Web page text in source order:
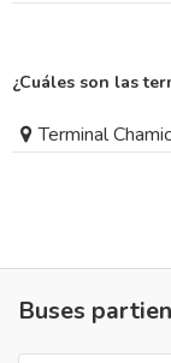
¿Cuáles son las
Terminal
Buses